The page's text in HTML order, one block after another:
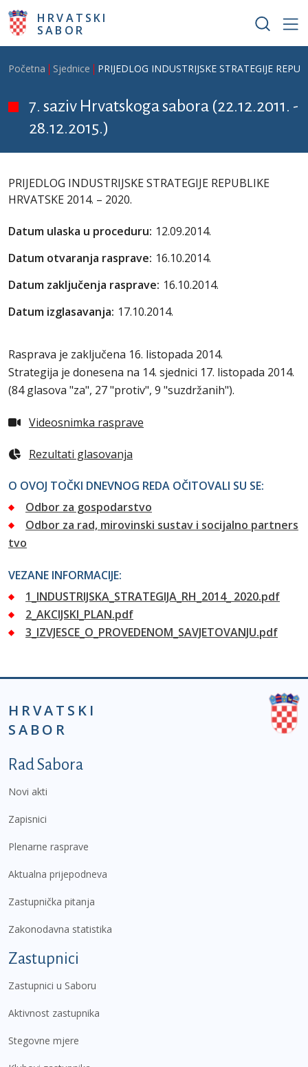
Skoči na glavni sadržaj
HRVATSKI
SABOR
Breadcrumb
Početna Sjednice PRIJEDLOG INDUSTRIJSKE STRATEGIJE
7. saziv Hrvatskoga sabora (22.12.2011. -
28.12.2015.)
PRIJEDLOG INDUSTRIJSKE STRATEGIJE REPUBLIKE
HRVATSKE 2014. – 2020.
Datum ulaska u proceduru: 12.09.2014.
Datum otvaranja rasprave: 16.10.2014.
Datum zaključenja rasprave: 16.10.2014.
Datum izglasavanja: 17.10.2014.
Rasprava je zaključena 16. listopada 2014.
Strategija je donesena na 14. sjednici 17. listopada 2014.
(84 glasova "za", 27 "protiv", 9 "suzdržanih").
Videosnimka rasprave
Rezultati glasovanja
O OVOJ TOČKI DNEVNOG REDA OČITOVALI SU SE:
Odbor za gospodarstvo
Odbor za rad, mirovinski sustav i socijalno partners
tvo
VEZANE INFORMACIJE:
1_INDUSTRIJSKA_STRATEGIJA_RH_2014_ 2020.pdf
2_AKCIJSKI_PLAN.pdf
3_IZVJESCE_O_PROVEDENOM_SAVJETOVANJU.pdf
HRVATSKI
SABOR
Podnožje prvi izbornik
Rad Sabora
Novi akti
Zapisnici
Plenarne rasprave
Aktualna prijepodneva
Zastupnička pitanja
Zakonodavna statistika
Zastupnici
Zastupnici u Saboru
Aktivnost zastupnika
Stegovne mjere